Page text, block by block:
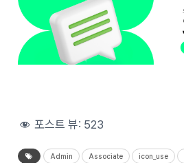
포스트 뷰: 523
Admin Associate icon_use